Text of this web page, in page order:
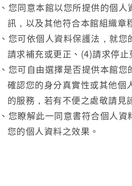
您同意本館以您所提供的個
訊，以及其他符合本館組織章
您可依個人資料保護法，就
請求補充或更正、(4)請求停
您可自由選擇是否提供本館
確認您的身分真實性或其他個
的服務，若有不便之處敬請見
您瞭解此一同意書符合個人
您的個人資料之效果。